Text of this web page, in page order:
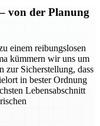
von der Planung
einem reibungslosen
kümmern wir uns um
zur Sicherstellung, dass
in bester Ordnung
Lebensabschnitt